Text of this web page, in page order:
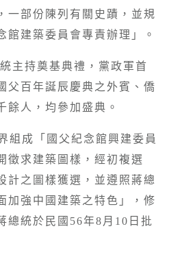
一部份陳列有關史蹟，並規
館建築委員會專責辦理」。
主持奠基典禮，黨政軍首
父百年誕辰慶典之外賓、僑
餘人，均參加盛典。
組成「國父紀念館興建委員
徵求建築圖樣，經初複選
計之圖樣獲選，並遵照蔣總
加強中國建築之特色」，修
總統於民國56年8月10日批